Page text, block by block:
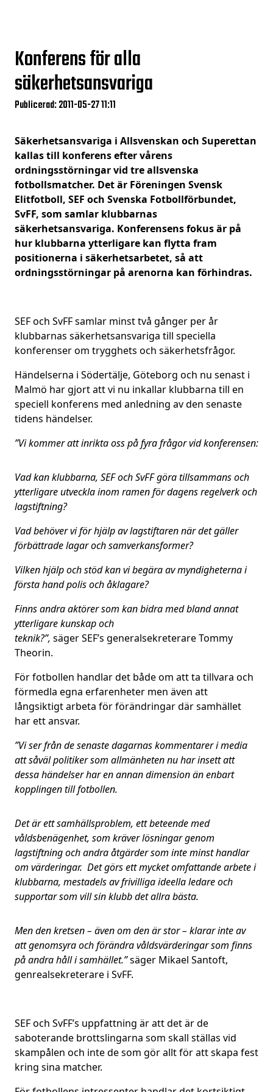
Konferens för alla
säkerhetsansvariga
Publicerad: 2011-05-27 11:11
Säkerhetsansvariga i Allsvenskan och Superettan
kallas till konferens efter vårens
ordningsstörningar vid tre allsvenska
fotbollsmatcher. Det är Föreningen Svensk
Elitfotboll, SEF och Svenska Fotbollförbundet,
SvFF, som samlar klubbarnas
säkerhetsansvariga. Konferensens fokus är på
hur klubbarna ytterligare kan flytta fram
positionerna i säkerhetsarbetet, så att
ordningsstörningar på arenorna kan förhindras.
SEF och SvFF samlar minst två gånger per år
klubbarnas säkerhetsansvariga till speciella
konferenser om trygghets och säkerhetsfrågor.
Händelserna i Södertälje, Göteborg och nu senast i
Malmö har gjort att vi nu inkallar klubbarna till en
speciell konferens med anledning av den senaste
tidens händelser.
”Vi kommer att inrikta oss på fyra frågor vid konferensen:
Vad kan klubbarna, SEF och SvFF göra tillsammans och
ytterligare utveckla inom ramen för dagens regelverk och
lagstiftning?
Vad behöver vi för hjälp av lagstiftaren när det gäller
förbättrade lagar ochsamverkansformer?
Vilken hjälp och stöd kan vi begära av myndigheterna i
första hand polis ochåklagare?
Finns andra aktörer som kan bidra med bland annat
ytterligare kunskap och
teknik?”, säger SEF’s generalsekreterare Tommy
Theorin.
För fotbollen handlar det både om att ta tillvara och
förmedla egna erfarenheter men även att
långsiktigt arbeta för förändringar där samhället
har ett ansvar.
”Vi ser från de senaste dagarnas kommentarer i media
att såväl politiker som allmänheten nu har insett att
dessa händelser har en annan dimension än enbart
kopplingen till fotbollen.
Det är ett samhällsproblem, ett beteende med
våldsbenägenhet, som kräver lösningar genom
lagstiftning och andra åtgärder som inte minst handlar
om värderingar. Det görs ett mycket omfattande arbete i
klubbarna, mestadels av frivilliga ideella ledare och
supportar som vill sin klubb det allra bästa.
Men den kretsen – även om den är stor – klarar inte av
att genomsyra och förändra våldsvärderingar som finns
på andra håll i samhället.”säger Mikael Santoft,
genrealsekreterare i SvFF.
SEF och SvFF’s uppfattning är att det är de
saboterande brottslingarna som skall ställas vid
skampålen och inte de som gör allt för att skapa fest
kring sina matcher.